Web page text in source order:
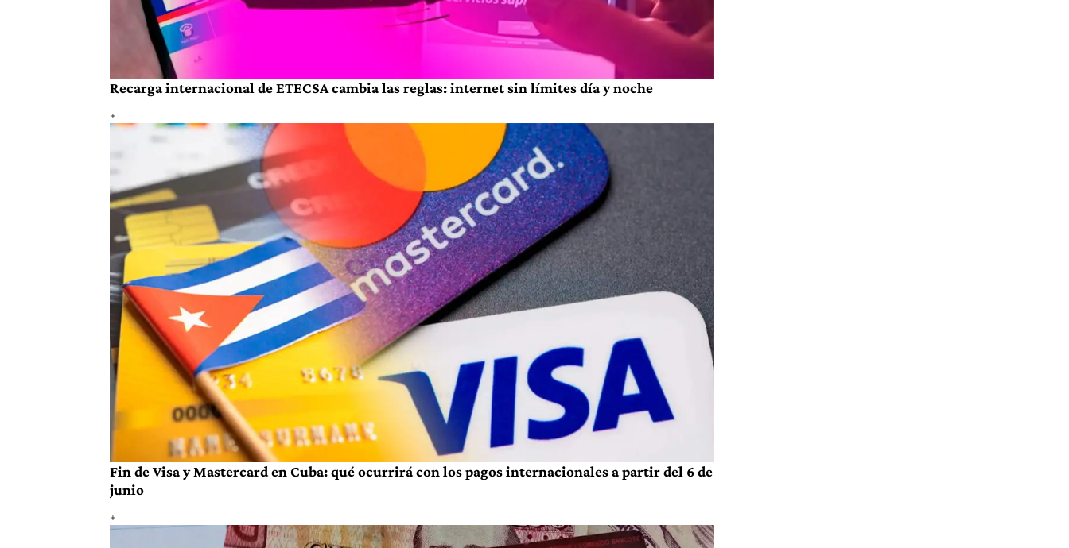
Recarga internacional de ETECSA cambia las reglas: internet sin límites día y noche
Fin de Visa y Mastercard en Cuba: qué ocurrirá con los pagos internacionales a partir del 6 de
junio